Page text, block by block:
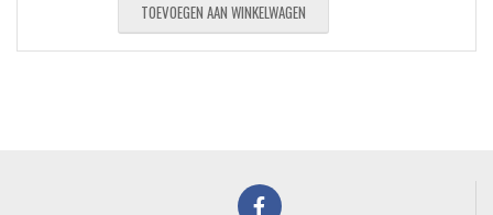
TOEVOEGEN AAN WINKELWAGEN